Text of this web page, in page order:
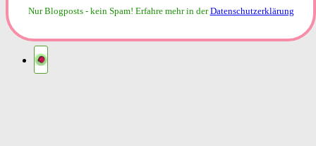
Nur Blogposts - kein Spam! Erfahre mehr in derDatenschutzerklärung